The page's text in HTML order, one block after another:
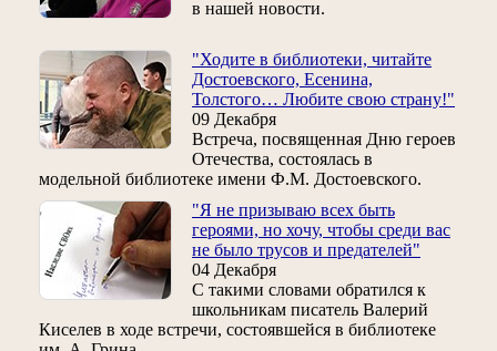
в нашей новости.
"Ходите в библиотеки, читайте
Достоевского, Есенина,
Толстого… Любите свою страну!"
09 Декабря
Встреча, посвященная Дню героев
Отечества, состоялась в
модельной библиотеке имени Ф.М. Достоевского.
"Я не призываю всех быть
героями, но хочу, чтобы среди вас
не было трусов и предателей"
04 Декабря
С такими словами обратился к
школьникам писатель Валерий
Киселев в ходе встречи, состоявшейся в библиотеке